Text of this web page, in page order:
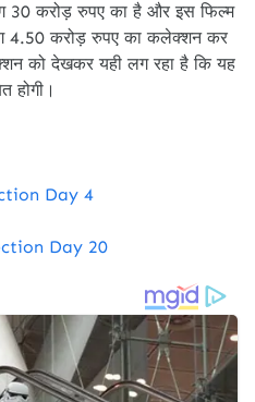
30 करोड़ रुपए का है और इस फिल्म
करोड़ रुपए का कलेक्शन कर
को देखकर यही लग रहा है कि यह
होगी।
Day 4
Day 20